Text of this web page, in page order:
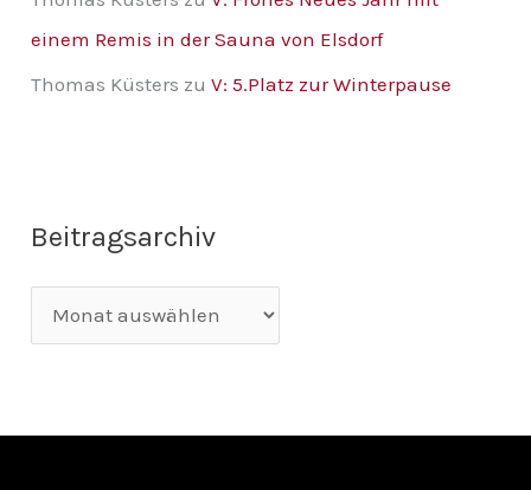
einem Remis in der Sauna von Elsdorf
Thomas Küsters zuV: 5.Platz zur Winterpause
Beitragsarchiv